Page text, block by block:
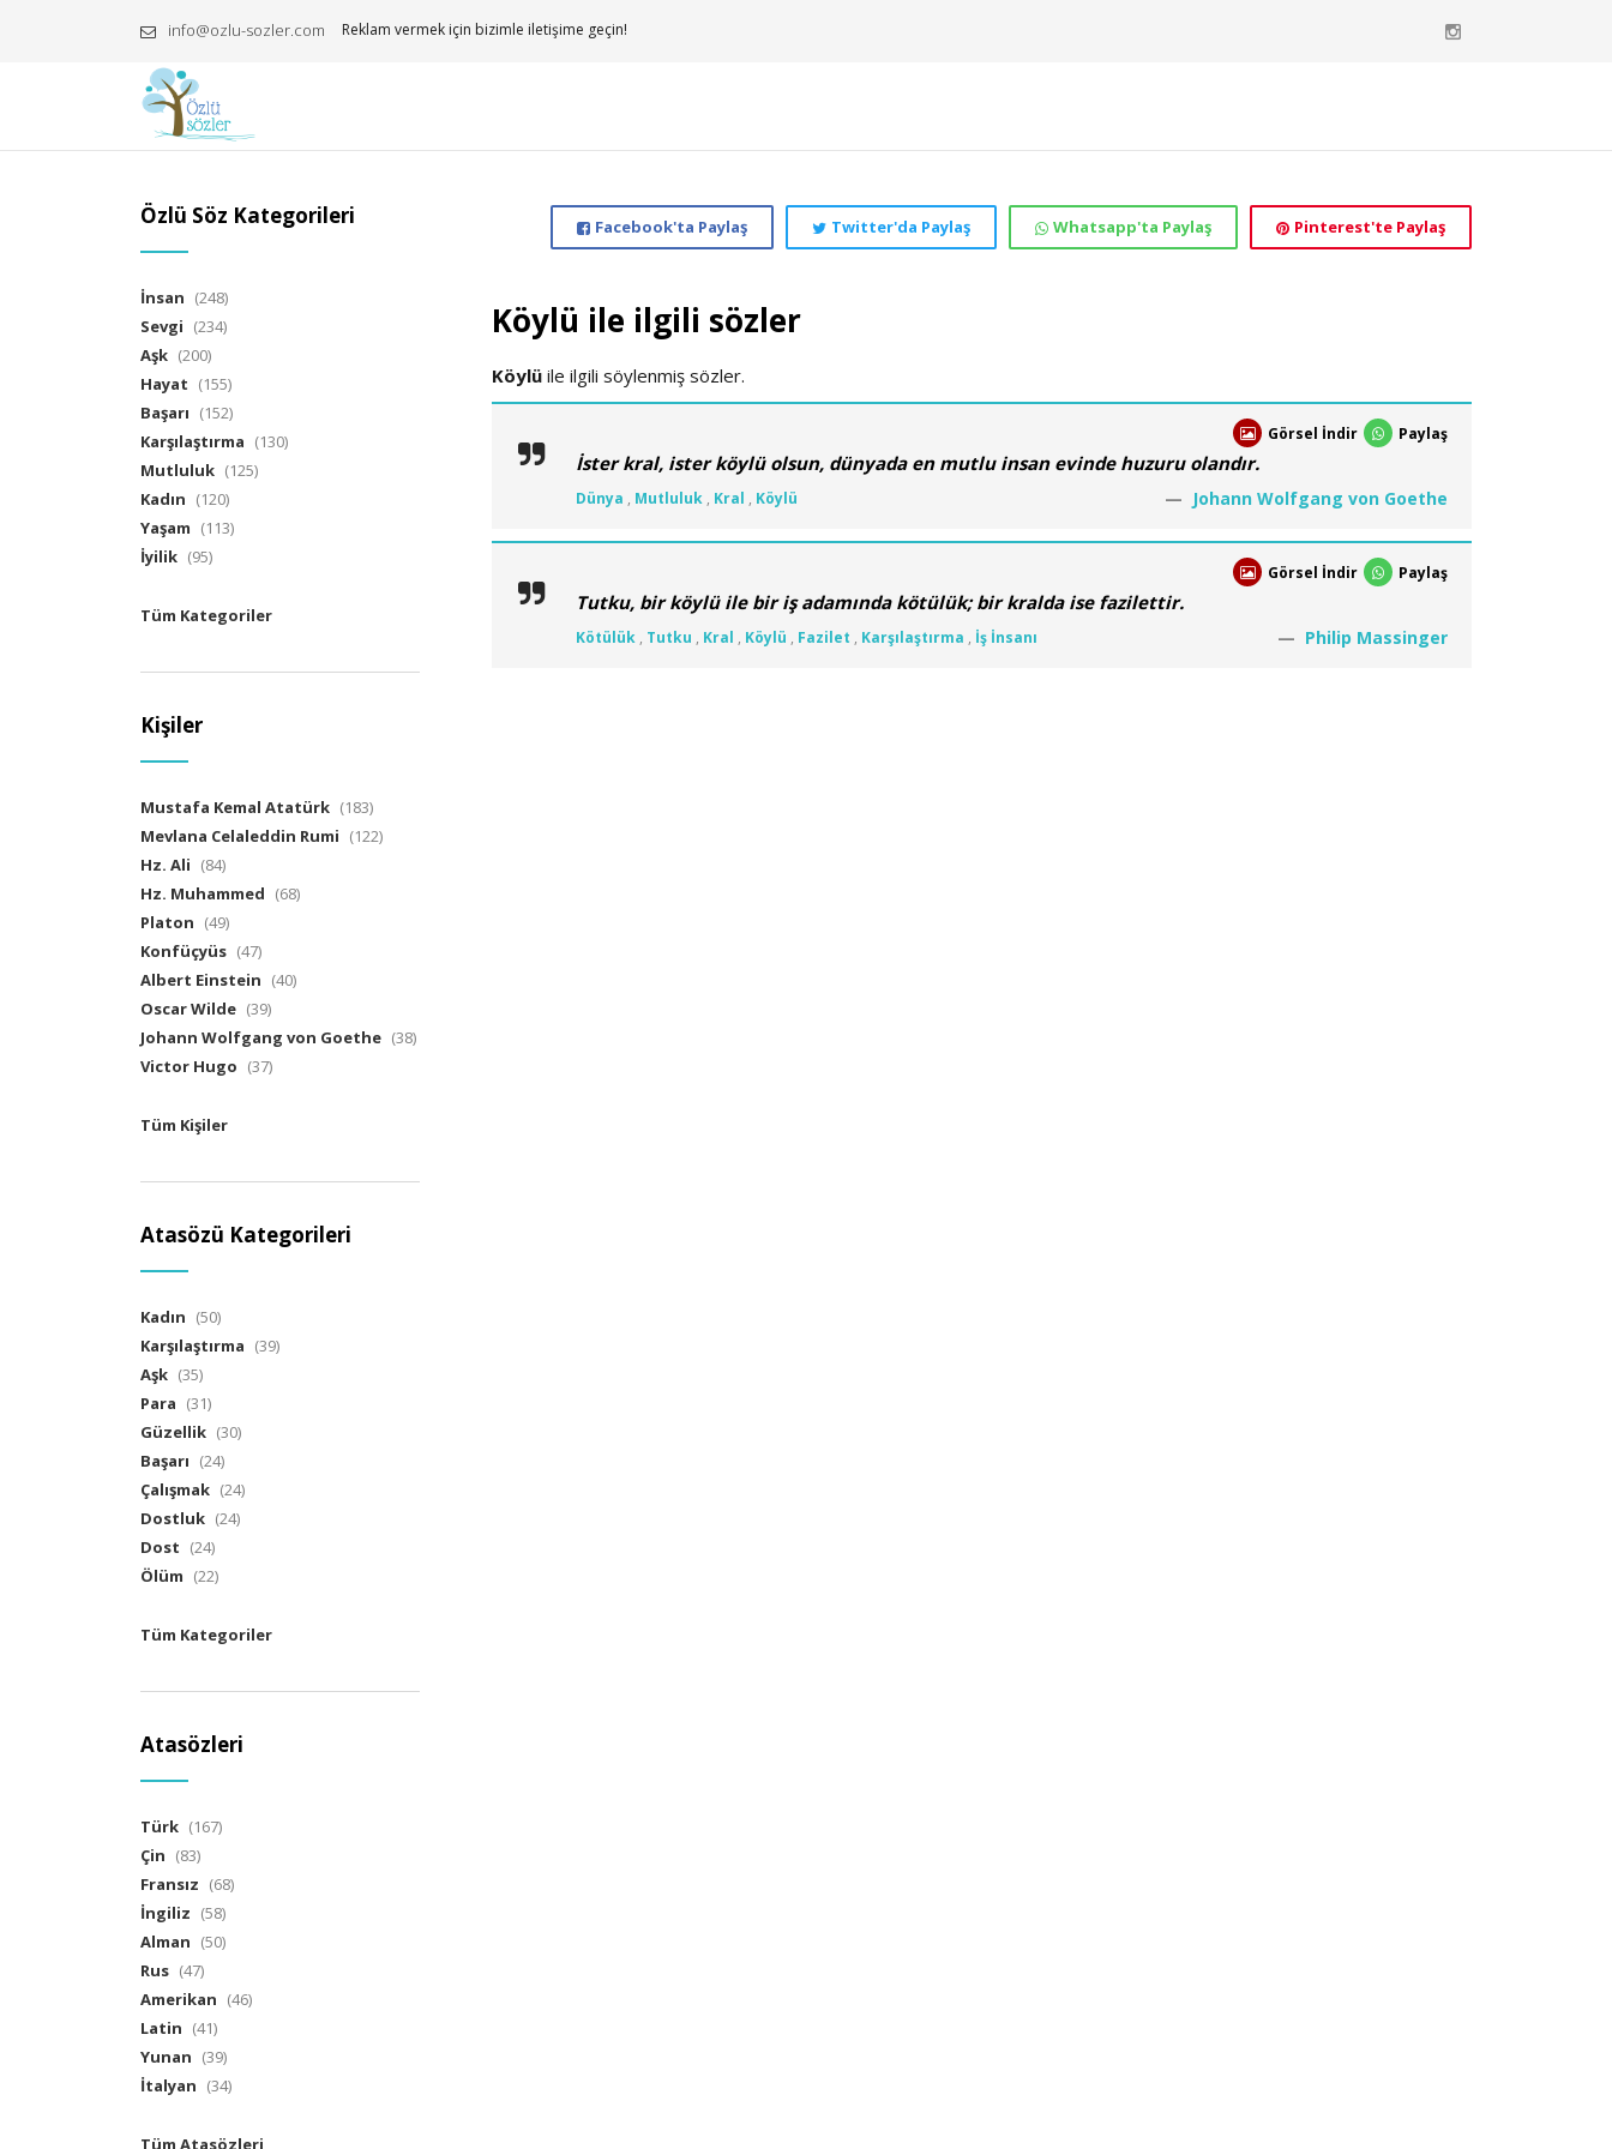
info@ozlu-sozler.com Reklam vermek için bizimle iletişime geçin!
Pinterest'te Paylaş
Whatsapp'ta Paylaş
Twitter'da Paylaş
Facebook'ta Paylaş
Köylü ile ilgili sözler
Köylüile ilgili söylenmiş sözler.
Görsel İndir Paylaş
İster kral, ister köylü olsun, dünyada en mutlu insan evinde huzuru olandır.
Johann Wolfgang von Goethe
Dünya , Mutluluk, Kral , Köylü
Görsel İndir Paylaş
Tutku, bir köylü ile bir iş adamında kötülük; bir kralda ise fazilettir.
Philip Massinger
Kötülük, Tutku , Kral , Köylü , Fazilet , Karşılaştırma , İş İnsanı
Özlü Söz Kategorileri
İnsan (248)
Sevgi (234)
Aşk (200)
Hayat (155)
Başarı (152)
Karşılaştırma (130)
Mutluluk (125)
Kadın (120)
Yaşam (113)
İyilik (95)
Tüm Kategoriler
Kişiler
Mustafa Kemal Atatürk (183)
Mevlana Celaleddin Rumi (122)
Hz. Ali (84)
Hz. Muhammed (68)
Platon (49)
Konfüçyüs (47)
Albert Einstein (40)
Oscar Wilde (39)
Johann Wolfgang von Goethe (38)
Victor Hugo (37)
Tüm Kişiler
Atasözü Kategorileri
Kadın (50)
Karşılaştırma (39)
Aşk (35)
Para (31)
Güzellik (30)
Başarı (24)
Çalışmak (24)
Dostluk (24)
Dost (24)
Ölüm (22)
Tüm Kategoriler
Atasözleri
Türk (167)
Çin (83)
Fransız (68)
İngiliz (58)
Alman (50)
Rus (47)
Amerikan (46)
Latin (41)
Yunan (39)
İtalyan (34)
Tüm Atasözleri